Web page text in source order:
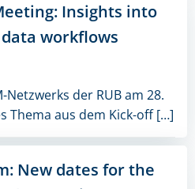
Insights into
workflows
Netzwerks der RUB am 28.
Thema aus dem Kick-off […]
New dates for the